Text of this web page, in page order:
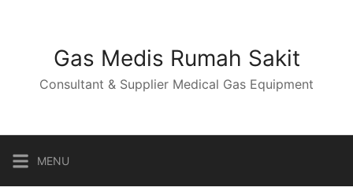
Gas Medis Rumah Sakit
Consultant & Supplier Medical Gas Equipment
MENU